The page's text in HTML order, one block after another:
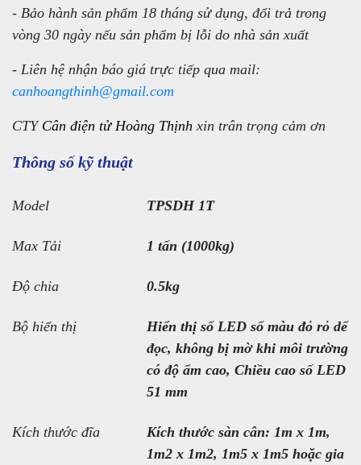
- Bảo hành sản phẩm 18 tháng sử dụng, đổi trả trong
vòng 30 ngày nếu sản phẩm bị lỗi do nhà sản xuất
- Liên hệ nhận báo giá trực tiếp qua mail:
canhoangthinh@gmail.com
CTY Cân điện tử Hoàng Thịnh xin trân trọng cảm ơn
Thông số kỹ thuật
Model TPSDH 1T
Max Tải 1 tấn (1000kg)
Độ chia 0.5kg
Bộ hiển thị
Hiển thị số LED số màu đỏ rỏ dể
đọc, không bị mờ khi môi trường
có độ ẩm cao, Chiều cao số LED
51 mm
Kích thước đĩa
Kích thước sàn cân: 1m x 1m,
1m2 x 1m2, 1m5 x 1m5 hoặc gia